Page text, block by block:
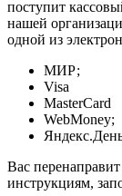
поступит
нашей
одной из
МИР;
Visa
MasterCard
WebMoney;
Вас
инструкциям,